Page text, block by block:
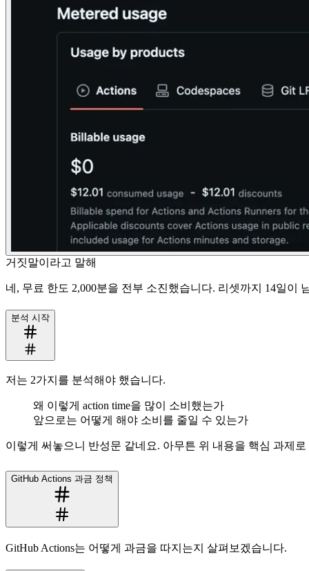
거짓말이라고 말해
네, 무료 한도 2,000분을 전부 소진했습니다. 리셋까지 14일이
분석 시작
저는 2가지를 분석해야 했습니다.
왜 이렇게 action time을 많이 소비했는가
앞으로는 어떻게 해야 소비를 줄일 수 있는가
이렇게 써놓으니 반성문 같네요. 아무튼 위 내용을 핵심 과제
GitHub Actions 과금 정책
GitHub Actions는 어떻게 과금을 따지는지 살펴보겠습니다.